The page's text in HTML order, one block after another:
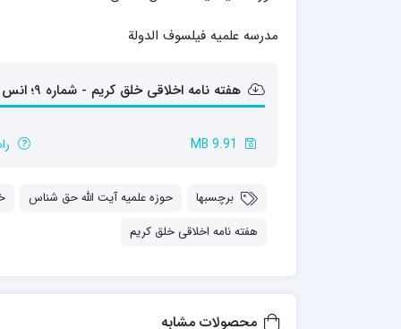
مدرسه علمیه علوی
مدرسه علمیه معصومیه
مدرسه علمیه نمونه پیامبر اعظم(ص)
حسن علیه السلام
مدرسه علمیه فیلسوف الدولة
هفته نامه اخلاقی خلق کریم - شماره 9؛ انس با قرآن
9.91 MB
برچسبها حوزه علمیه آیت الله حق شناس
هفته نامه اخلاقی خلق کریم
محصولات مشابه